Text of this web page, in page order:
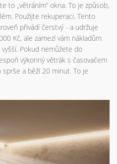
to „větráním“ okna. To je způsob,
Použijte rekuperaci. Tento
přivádí čerstvý - a udržuje
Kč, ale zamezí vám nákladům
Pokud nemůžete do
výkonný větrák s časovačem
a běží 20 minut. To je